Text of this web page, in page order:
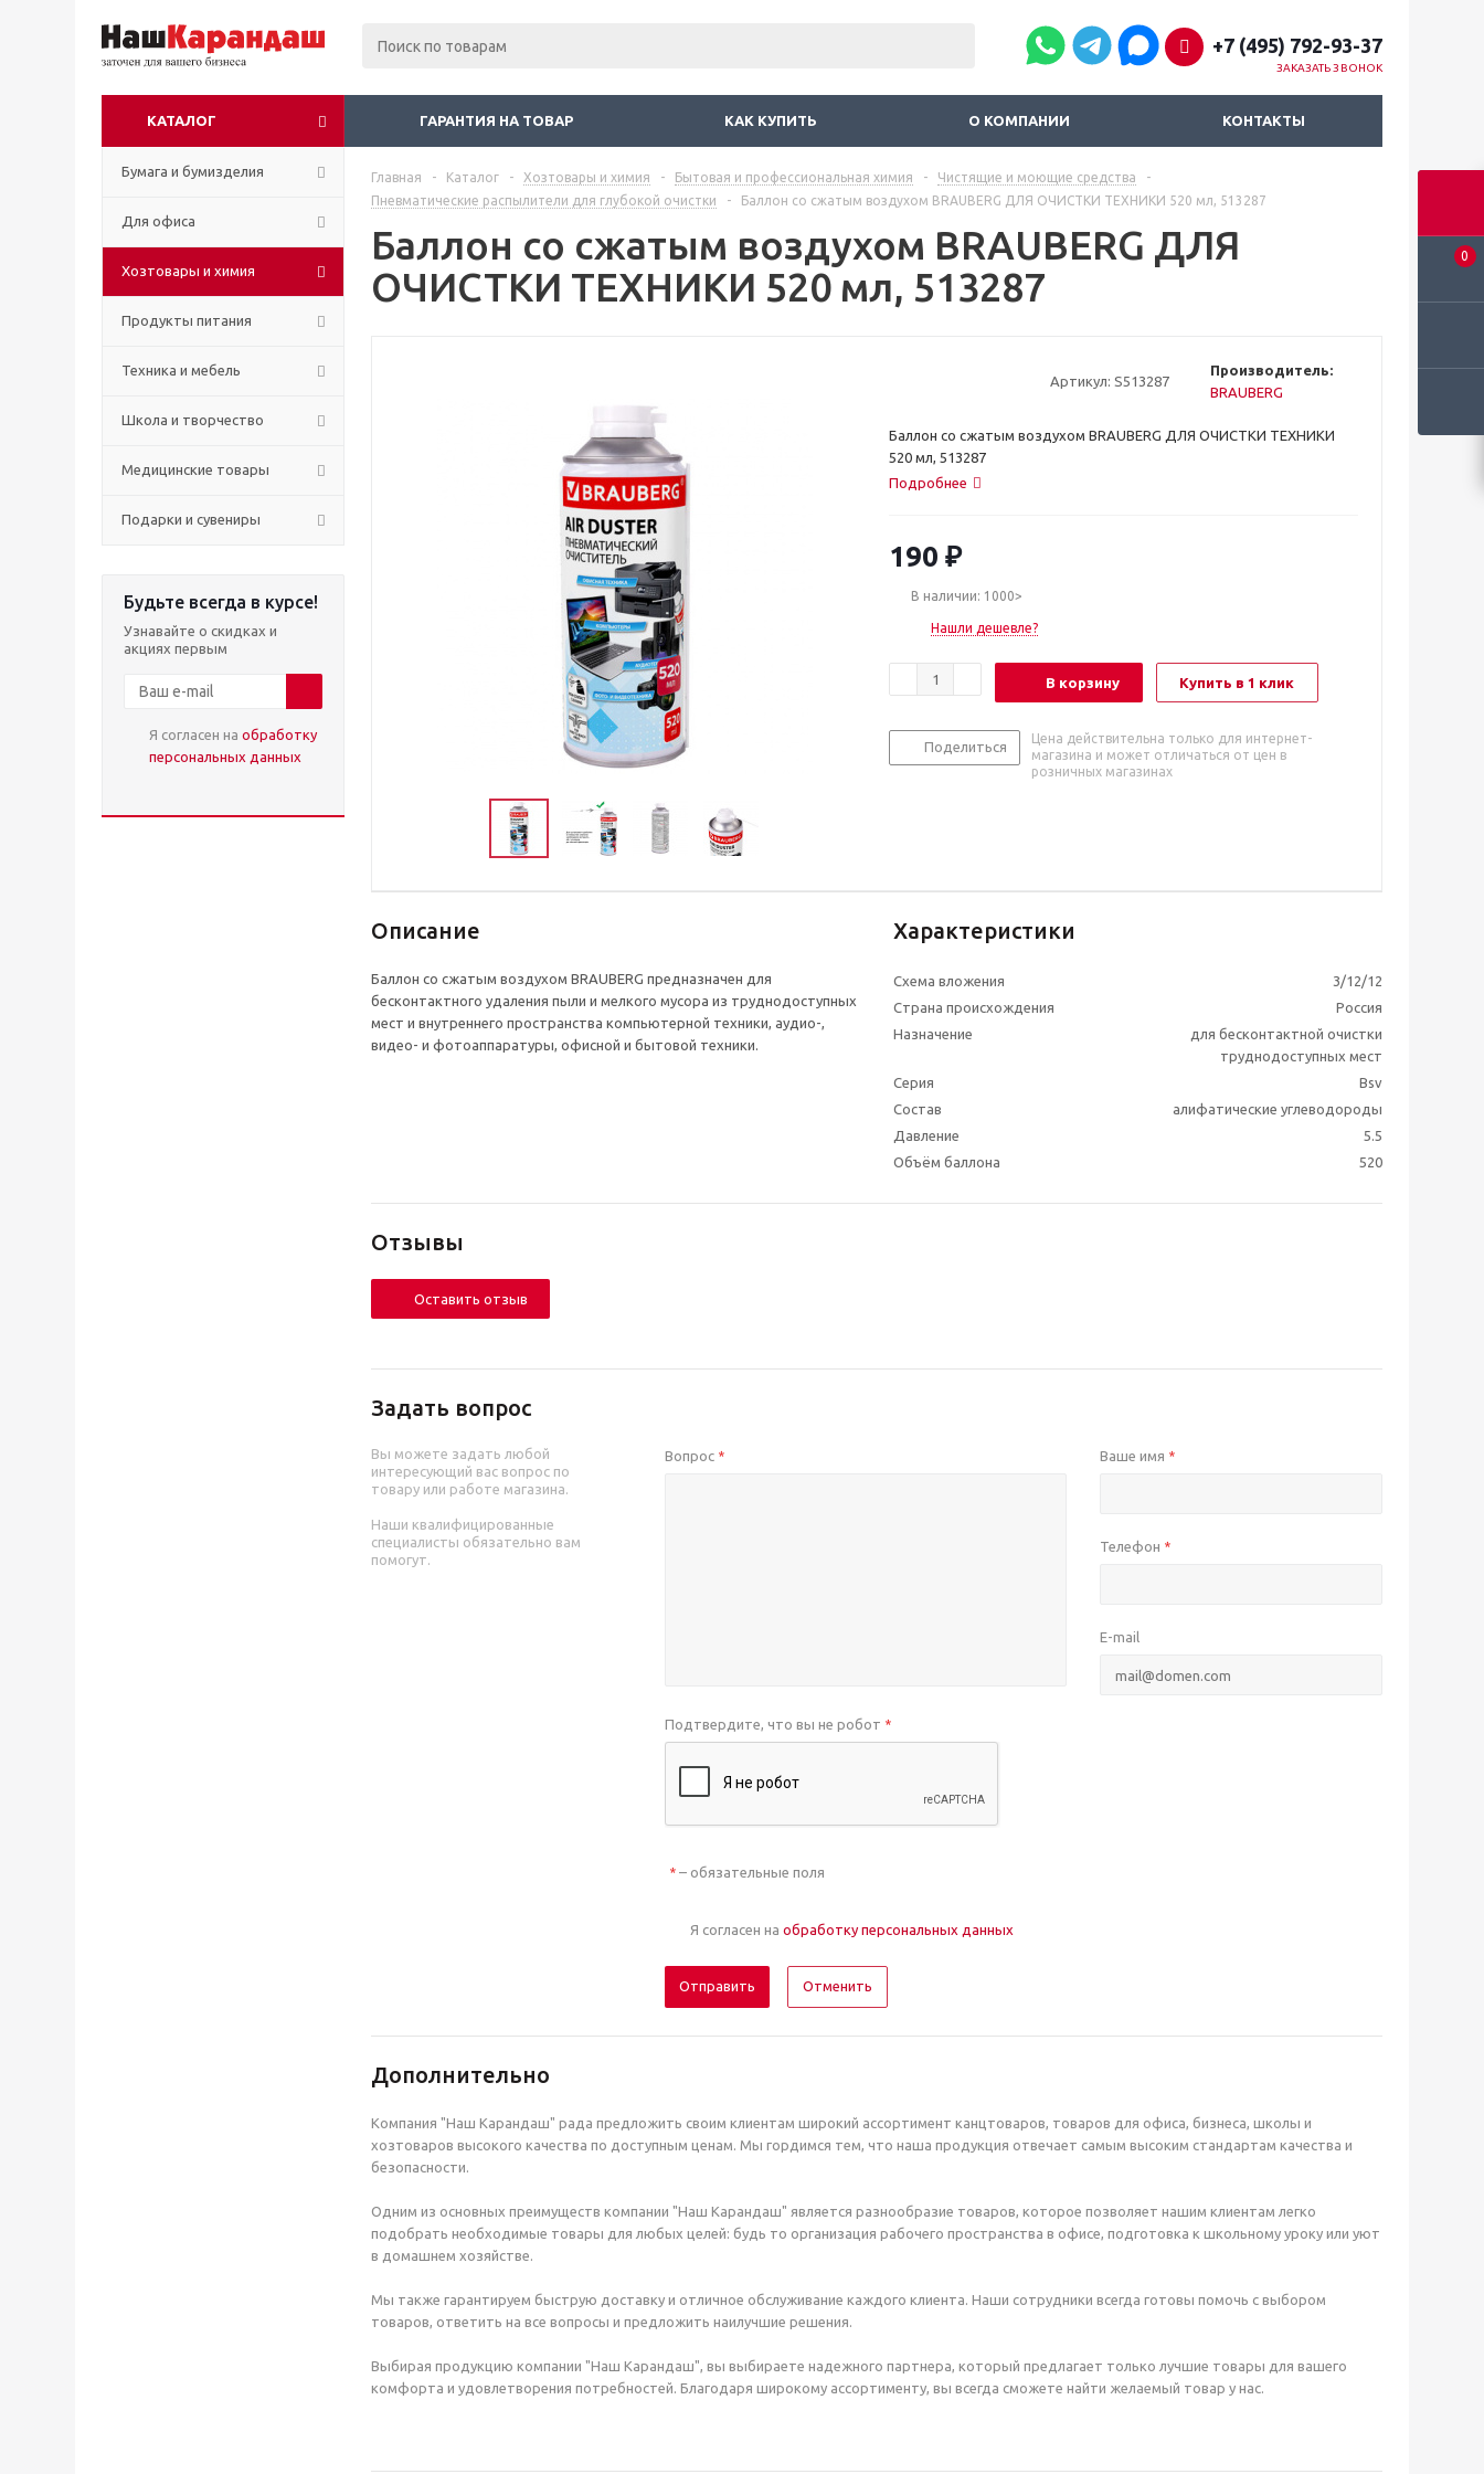
0
+7 (495) 792-93-37
ЗАКАЗАТЬ ЗВОНОК
КАТАЛОГ ГАРАНТИЯ НА ТОВАР КАК КУПИТЬ О КОМПАНИИ КОНТАКТЫ
Бумага и бумизделия
Для офиса
Хозтовары и химия
Продукты питания
Техника и мебель
Школа и творчество
Медицинские товары
Подарки и сувениры
Будьте всегда в курсе!
Узнавайте о скидках и
акциях первым
Я согласен на обработку
персональных данных
Главная - Каталог - Хозтовары и химия - Бытовая и профессиональная химия - Чистящие и моющие средства
-
Пневматические распылители для глубокой очистки
- Баллон со сжатым воздухом BRAUBERG ДЛЯ ОЧИСТКИ ТЕХНИКИ 520 мл, 513287
Баллон со сжатым воздухом BRAUBERG ДЛЯ
ОЧИСТКИ ТЕХНИКИ 520 мл, 513287
Артикул: S513287
Производитель:
BRAUBERG
Баллон со сжатым воздухом BRAUBERG ДЛЯ ОЧИСТКИ ТЕХНИКИ
520 мл, 513287
Подробнее
190 ₽
В наличии: 1000>
Нашли дешевле?
В корзину Купить в 1 клик
Поделиться
Цена действительна только для интернет-
магазина и может отличаться от цен в
розничных магазинах
Описание
Баллон со сжатым воздухом BRAUBERG предназначен для
бесконтактного удаления пыли и мелкого мусора из труднодоступных
мест и внутреннего пространства компьютерной техники, аудио-,
видео- и фотоаппаратуры, офисной и бытовой техники.
Характеристики
Схема вложения
3/12/12
Страна происхождения
Россия
Назначение
для бесконтактной очистки
труднодоступных мест
Серия
Bsv
Состав
алифатические углеводороды
Давление
5.5
Объём баллона
520
Отзывы
Оставить отзыв
Задать вопрос
Вы можете задать любой
интересующий вас вопрос по
товару или работе магазина.
Наши квалифицированные
специалисты обязательно вам
помогут.
Вопрос * Ваше имя *
Телефон *
E-mail
Подтвердите, что вы не робот *
*– обязательные поля
Я согласен на обработку персональных данных
Отменить
Дополнительно
Компания "Наш Карандаш" рада предложить своим клиентам широкий ассортимент канцтоваров, товаров для офиса, бизнеса, школы и
хозтоваров высокого качества по доступным ценам. Мы гордимся тем, что наша продукция отвечает самым высоким стандартам качества и
безопасности.
Одним из основных преимуществ компании "Наш Карандаш" является разнообразие товаров, которое позволяет нашим клиентам легко
подобрать необходимые товары для любых целей: будь то организация рабочего пространства в офисе, подготовка к школьному уроку или уют
в домашнем хозяйстве.
Мы также гарантируем быструю доставку и отличное обслуживание каждого клиента. Наши сотрудники всегда готовы помочь с выбором
товаров, ответить на все вопросы и предложить наилучшие решения.
Выбирая продукцию компании "Наш Карандаш", вы выбираете надежного партнера, который предлагает только лучшие товары для вашего
комфорта и удовлетворения потребностей. Благодаря широкому ассортименту, вы всегда сможете найти желаемый товар у нас.